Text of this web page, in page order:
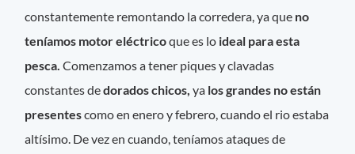
constantemente remontando la corredera, ya que no
teníamos motor eléctricoque es lo ideal para esta
pesca. Comenzamos a tener piques y clavadas
constantes dedorados chicos, ya los grandes no están
presentescomo en enero y febrero, cuando el rio estaba
altísimo. De vez en cuando, teníamos ataques de